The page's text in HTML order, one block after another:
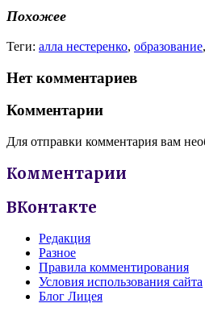
Похожее
Теги: алла нестеренко, образование,
Нет комментариев
Комментарии
Для отправки комментария вам
Комментарии
ВКонтакте
Редакция
Разное
Правила комментирования
Условия использования сайта
Блог Лицея